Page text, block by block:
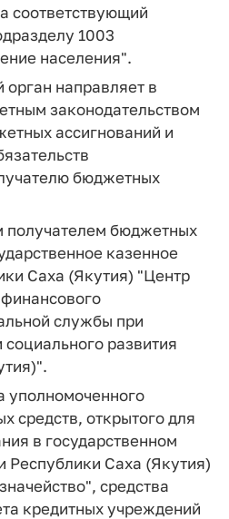
соответствующий
1003
населения".
направляет в
законодательством
ассигнований и
бюджетных
получателем бюджетных
казенное
Саха (Якутия) "Центр
службы при
развития
уполномоченного
средств, открытого для
в государственном
Республики Саха (Якутия)
средства
кредитных учреждений